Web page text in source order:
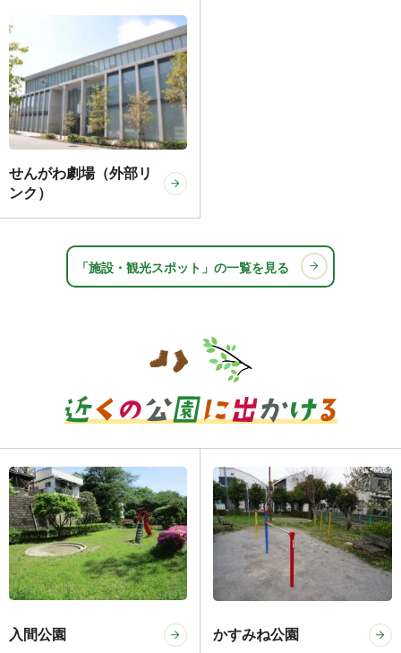
せんがわ劇場（外部リ
ンク）
「施設・観光スポット」の一覧を見る
入間公園 かすみね公園